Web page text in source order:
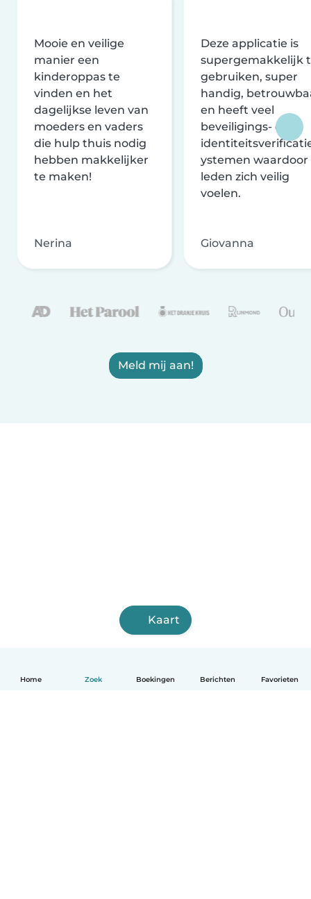
Home Zoek Boekingen Berichten Favorieten
Mooie en veilige
manier een
kinderoppas te
vinden en het
dagelijkse leven van
moeders en vaders
die hulp thuis nodig
hebben makkelijker
te maken!
Nerina
Deze applicatie is
supergemakkelijk
gebruiken, super
handig,
en heeft veel
beveiligings- en
ystemen waardoor
leden zich veilig
voelen.
Giovanna
Meld mij aan!
Kaart